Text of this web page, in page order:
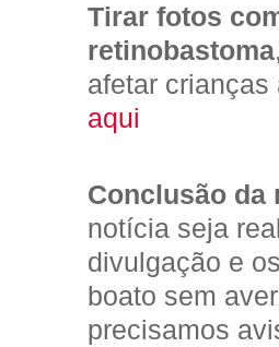
Tirar fotos
retinobastoma
afetar
aqui
Conclusão da
notícia seja
divulgação e
boato sem
precisamos